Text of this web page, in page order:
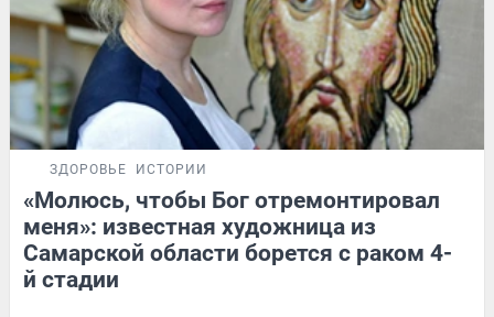
ЗДОРОВЬЕ ИСТОРИИ
«Молюсь, чтобы Бог отремонтировал
меня»: известная художница из
Самарской области борется с раком 4-
й стадии